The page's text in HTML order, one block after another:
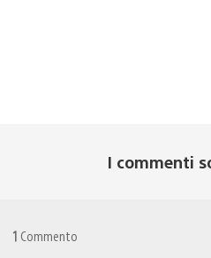
I commenti
1 Commento